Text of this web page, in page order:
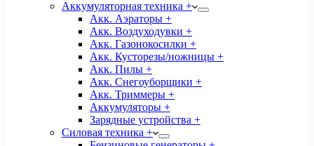
Аккумуляторная техника +
Акк. Аэраторы +
Акк. Воздуходувки +
Акк. Газонокосилки +
Акк. Кусторезы/ножницы +
Акк. Пилы +
Акк. Снегоуборщики +
Акк. Триммеры +
Аккумуляторы +
Зарядные устройства +
Силовая техника +